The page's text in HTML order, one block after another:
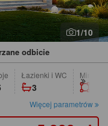
1/10
odbicie
łazienki i WC
3
Min.
Więcej parametrów